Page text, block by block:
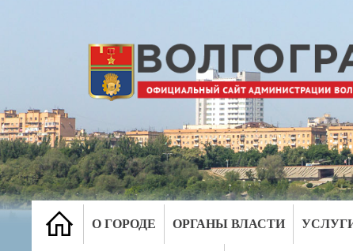
О ГОРОДЕ ОРГАНЫ ВЛАСТИ